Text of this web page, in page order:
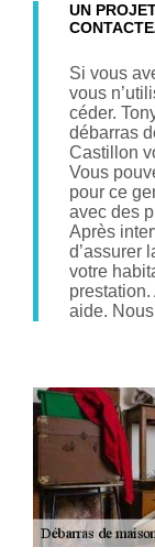
UN
Si vous
vous
céder.
débarras
Castillon
Vous
pour ce
avec des
Après
d’assurer
votre
prestation.
aide.